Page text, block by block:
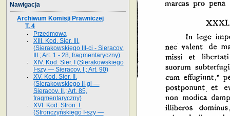
Nawigacja
Archiwum Komisji Prawniczej
T. 4
Przedmowa
XIII. Kod. Sier. III.
(Sierakowskiego III-ci - Sieracov.
III.; Art. 1 - 28, fragmentaryczny)
XIV. Kod. Sier. I (Sierakowskiego
I-szy — Sieracov. I.; Art. 90)
XV. Kod. Sier. II.
(Sierakowskiego II-gi —
Sieracov. II.; Art. 85,
fragmentaryczny)
XVI. Kod. Stron. I.
(Stronczyńskiego I-szy —